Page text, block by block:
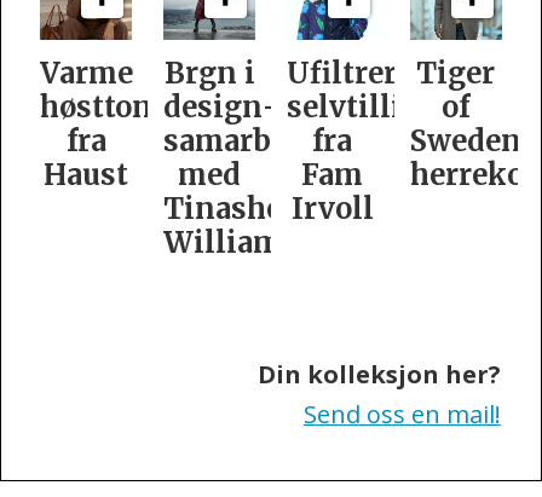
Brgn i
design­
samarbeid
med
Williamson
Ufiltrert
selvtillit
fra
Fam
Irvoll
Tiger
of
Swedens
herrekolleksjon
Slik
er
dame­
Din kolleksjon her?
Send oss en mail!